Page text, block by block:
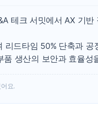
테크 서밋에서 AX 기
리드타임 50% 단축과 공
생산의 보안과 효율성
요.